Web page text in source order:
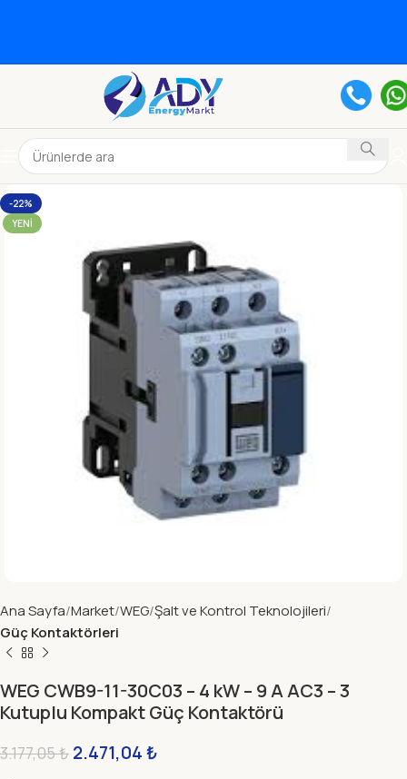
-22%
YENI
Ana Sayfa Market WEG Şalt ve Kontrol Teknolojileri
Güç Kontaktörleri
WEG CWB9-11-30C03 – 4 kW – 9 A AC3 – 3
Kutuplu Kompakt Güç Kontaktörü
3.177,05₺ 2.471,04₺